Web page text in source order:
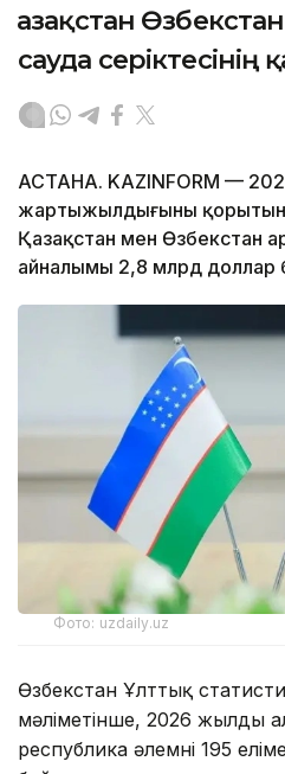
Қазақстан
сауда серіктесінің
АСТАНА. KAZINFORM —
жартыжылдығының
Қазақстан мен Өзбекстан
айналымы 2,8 млрд доллар
Фото: uzdaily.uz
Өзбекстан Ұлттық
мәліметінше, 2026 жылдың
республика әлемнің 195